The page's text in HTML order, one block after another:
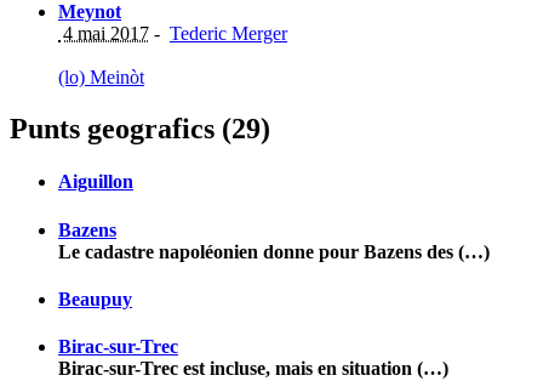
Meynot
4 mai 2017 - Tederic Merger
(lo) Meinòt
Punts geografics (29)
Aiguillon
Bazens
Le cadastre napoléonien donne pour Bazens des (…)
Beaupuy
Birac-sur-Trec
Birac-sur-Trec est incluse, mais en situation (…)